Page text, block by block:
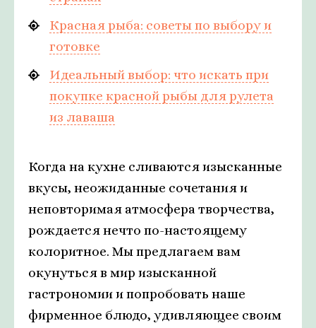
Красная рыба: советы по выбору и
готовке
Идеальный выбор: что искать при
покупке красной рыбы для рулета
из лаваша
Когда на кухне сливаются изысканные
вкусы, неожиданные сочетания и
неповторимая атмосфера творчества,
рождается нечто по-настоящему
колоритное. Мы предлагаем вам
окунуться в мир изысканной
гастрономии и попробовать наше
фирменное блюдо, удивляющее своим